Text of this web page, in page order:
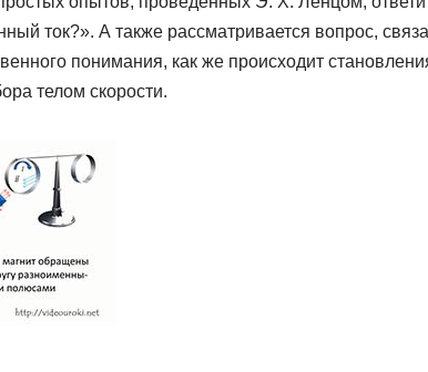
ток?». А также рассматривается вопрос,
понимания, как же происходит
телом скорости.